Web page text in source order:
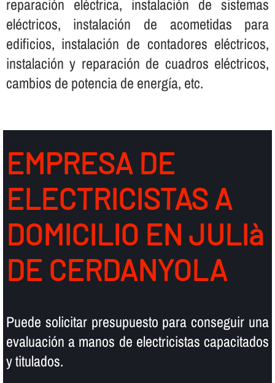
reparación eléctrica, instalación de sistemas
eléctricos, instalación de acometidas para
edificios, instalación de contadores eléctricos,
instalación y reparación de cuadros eléctricos,
cambios de potencia de energí­a, etc.
EMPRESA DE
ELECTRICISTAS A
DOMICILIO EN JULIà
DE CERDANYOLA
Puede solicitar presupuesto para conseguir una
evaluación a manos de electricistas capacitados
y titulados.